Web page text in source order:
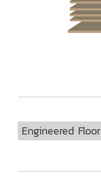
Engineered Floor